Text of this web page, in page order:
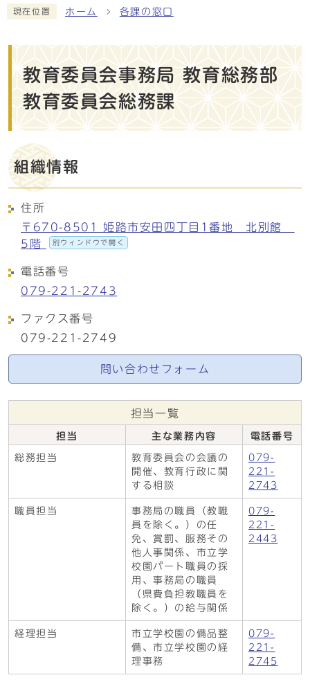
現在位置 ホーム 各課の窓口
教育委員会事務局 教育総務部
教育委員会総務課
組織情報
住所
〒670-8501 姫路市安田四丁目1番地 北別館
5階
別ウィンドウで開く
電話番号
079-221-2743
ファクス番号
079-221-2749
問い合わせフォーム
担当一覧
担当 主な業務内容 電話番号
総務担当
教育委員会の会議の
開催、教育行政に関
する相談
079-
221-
2743
職員担当
事務局の職員（教職
員を除く。）の任
免、賞罰、服務その
他人事関係、市立学
校園パート職員の採
用、事務局の職員
（県費負担教職員を
除く。）の給与関係
079-
221-
2443
経理担当
市立学校園の備品整
備、市立学校園の経
理事務
079-
221-
2745